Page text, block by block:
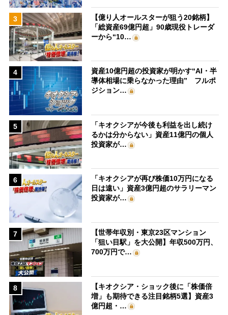
3
【億り人オールスターが狙う20銘柄】
「総資産69億円超」90歳現役トレーダ
ーから“10…
4
資産10億円超の投資家が明かす“AI・半
導体相場に乗らなかった理由” フルポ
ジション…
5
「キオクシアが今後も利益を出し続け
るかは分からない」資産11億円の個人
投資家が…
6
「キオクシアが再び株価10万円になる
日は遠い」資産3億円超のサラリーマン
投資家が…
7
【世帯年収別・東京23区マンション
「狙い目駅」を大公開】年収500万円、
700万円で…
8
【キオクシア・ショック後に「株価倍
増」も期待できる注目銘柄5選】資産3
億円超・…